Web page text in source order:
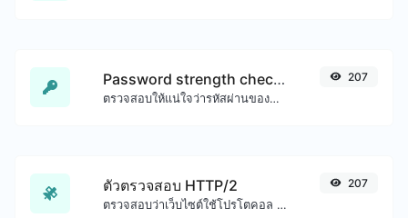
Password strength checker
ตรวจสอบให้แน่ใจว่ารหัสผ่านของคุณดีพอ
207
ตัวตรวจสอบ HTTP/2
ตรวจสอบว่าเว็บไซต์ใช้โปรโตคอล HTTP/2 ใหม่หรือไม่
207